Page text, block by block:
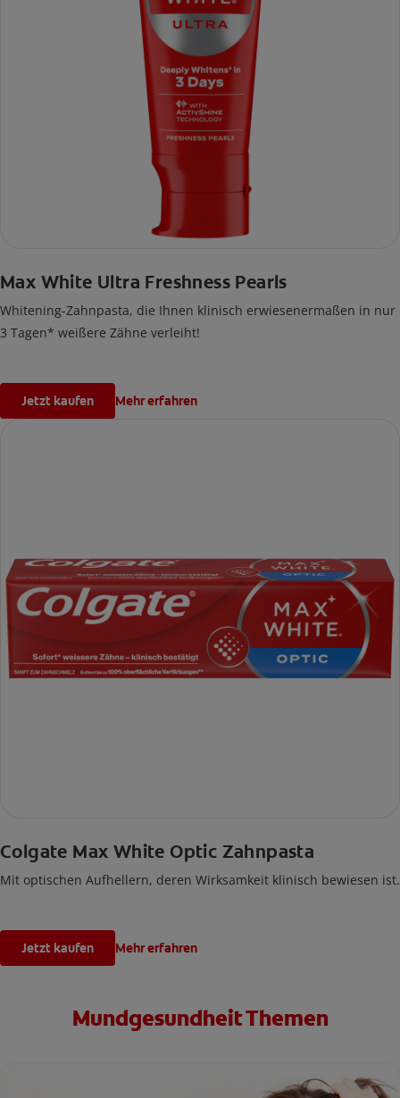
Max White Ultra Freshness Pearls
Whitening-Zahnpasta, die Ihnen klinisch erwiesenermaßen in nur
3 Tagen* weißere Zähne verleiht!
Jetzt kaufen Mehr erfahren
Colgate Max White Optic Zahnpasta
Mit optischen Aufhellern, deren Wirksamkeit klinisch bewiesen ist.
Jetzt kaufen Mehr erfahren
Mundgesundheit Themen